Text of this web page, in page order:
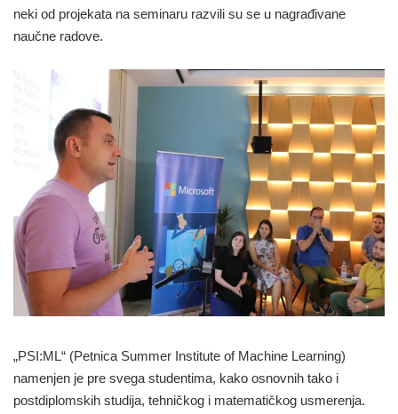
neki od projekata na seminaru razvili su se u nagrađivane
naučne radove.
„PSI:ML“ (Petnica Summer Institute of Machine Learning)
namenjen je pre svega studentima, kako osnovnih tako i
postdiplomskih studija, tehničkog i matematičkog usmerenja.